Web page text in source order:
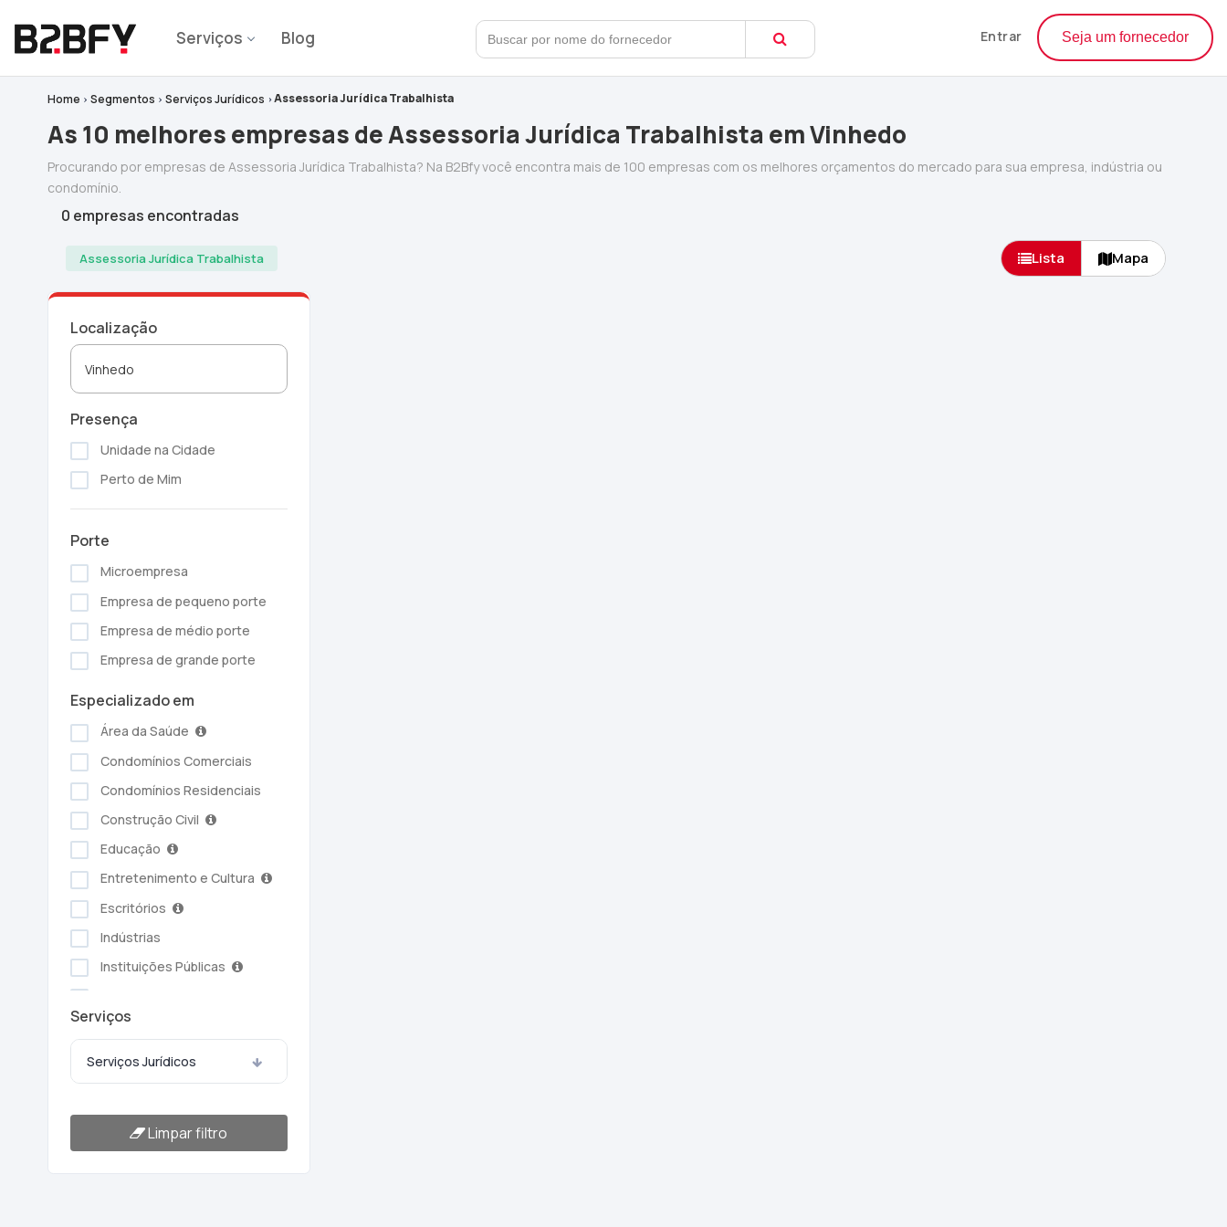
Serviços Blog Entrar Seja um fornecedor
Home Segmentos Serviços Jurídicos Assessoria Jurídica Trabalhista
As 10 melhores empresas de Assessoria Jurídica Trabalhista em Vinhedo
Procurando por empresas de Assessoria Jurídica Trabalhista? Na B2Bfy você encontra mais de 100 empresas com os melhores orçamentos do mercado para sua empresa, indústria ou
condomínio.
0 empresas encontradas
Assessoria Jurídica Trabalhista Lista Mapa
Localização
Presença
Unidade na Cidade
Perto de Mim
Porte
Microempresa
Empresa de pequeno porte
Empresa de médio porte
Empresa de grande porte
Especializado em
Área da Saúde
Condomínios Comerciais
Condomínios Residenciais
Construção Civil
Educação
Entretenimento e Cultura
Escritórios
Indústrias
Instituições Públicas
Serviços Pessoais
Setor Alimentício
Setor Automotivo
Transporte e Logística
Turismo e Hotelaria
Serviços
Serviços Jurídicos
Limpar filtro